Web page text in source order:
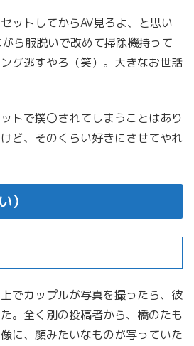
ットしてからAV見ろよ、と思い
ら服脱いで改めて掃除機持って
グ逃すやろ（笑）。大きなお世話
トで撲〇されてしまうことはあり
ど、そのくらい好きにさせてやれ
）
でカップルが写真を撮ったら、彼
。全く別の投稿者から、橋のたも
に、顔みたいなものが写っていた